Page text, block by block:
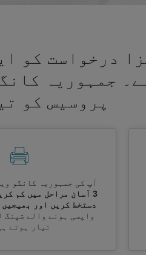
درخواست کو
جمہوریہ
پروسیس کو
آپ کی جمہوریہ کانگو
3 آسان مراحل میں کم
دستخط کریں اور بھیجیں
واپسی ہونے والے شپنگ
تیار ہوتے